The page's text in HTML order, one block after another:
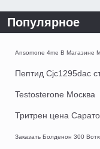
Популярное
Ansomone 4me В Магазине
Пептид Cjc1295dac
Testosterone Москва
Тритрен цена
Заказать Болденон 300